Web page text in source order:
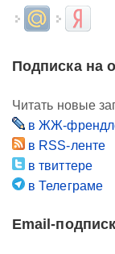
Login with Mail.ru
Login with
Подписка на
Читать новые
в ЖЖ-
в RSS-ленте
в твиттере
в Телеграме
Email-